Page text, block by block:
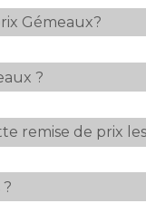
Gémeaux?
?
remise de prix